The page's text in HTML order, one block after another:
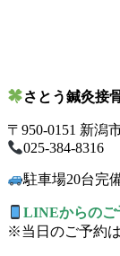
さとう鍼灸接
〒950-0151 新潟
025-384-8316
駐車場20台完
LINEからのご
※当日のご予約